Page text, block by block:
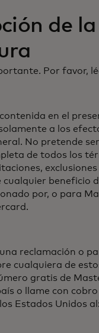
de la
Por favor,
en el
a los
No pretende
de todos los
cualquier beneficio
por, o para
reclamación o
cualquiera de
gratis de
o llame con
Estados Unidos